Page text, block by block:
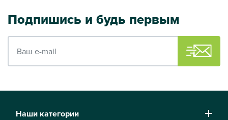
Подпишись и будь первым
Ваш e-mail
Наши категории